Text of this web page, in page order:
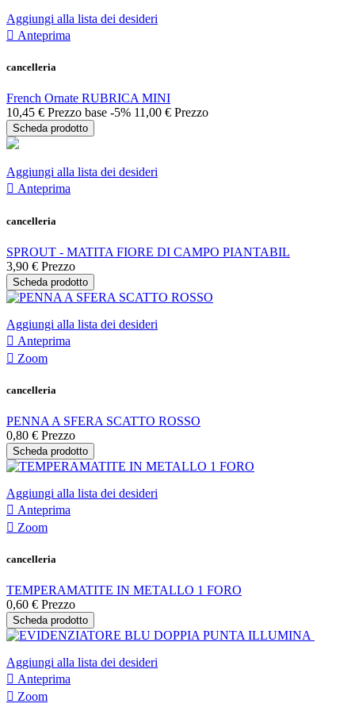
Aggiungi alla lista dei desideri
 Anteprima
cancelleria
French Ornate RUBRICA MINI
10,45 € Prezzo base -5% 11,00 € Prezzo
Scheda prodotto
Aggiungi alla lista dei desideri
 Anteprima
cancelleria
SPROUT - MATITA FIORE DI CAMPO PIANTABIL
3,90 € Prezzo
Scheda prodotto
Aggiungi alla lista dei desideri
 Anteprima
 Zoom
cancelleria
PENNA A SFERA SCATTO ROSSO
0,80 € Prezzo
Scheda prodotto
Aggiungi alla lista dei desideri
 Anteprima
 Zoom
cancelleria
TEMPERAMATITE IN METALLO 1 FORO
0,60 € Prezzo
Scheda prodotto
Aggiungi alla lista dei desideri
 Anteprima
 Zoom